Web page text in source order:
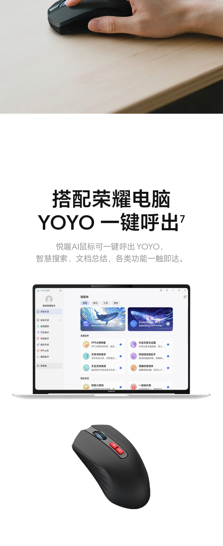
搭配荣耀电脑
YOYO 一键呼出 7
悦喔AI鼠标可一键呼出 YOYO，
智慧搜索、文档总结，各类功能一触即达。